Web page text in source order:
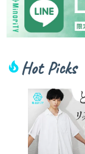
local_fire_department Hot Picks